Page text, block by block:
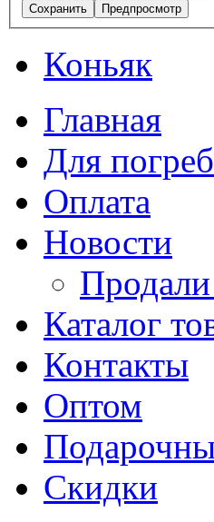
Коньяк
Главная
Для
Оплата
Новости
Каталог
Контакты
Оптом
Скидки